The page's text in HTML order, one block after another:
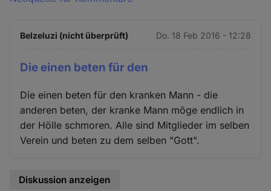
Belzeluzi (nicht überprüft) Do. 18 Feb 2016 - 12:28
Die einen beten für den
Die einen beten für den kranken Mann - die
anderen beten, der kranke Mann möge endlich in
der Hölle schmoren. Alle sind Mitglieder im selben
Verein und beten zu dem selben "Gott".
Diskussion anzeigen